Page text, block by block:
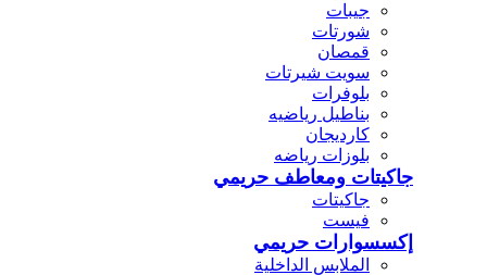
جيبات
شورتات
قمصان
سويت شيرتات
بلوفرات
بناطيل رياضيه
كارديجان
بلوزات رياضه
جاكيتات ومعاطف حريمي
جاكيتات
فيست
إكسسوارات حريمي
الملابس الداخلية